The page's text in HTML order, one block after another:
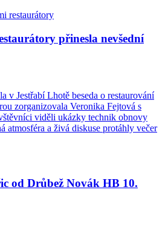
přinesla nevšední
v Jestřabí Lhotě beseda o restaurování
zorganizovala Veronika Fejtová s
viděli ukázky technik obnovy
atmosféra a živá diskuse protáhly večer
od Drůbež Novák HB 10.